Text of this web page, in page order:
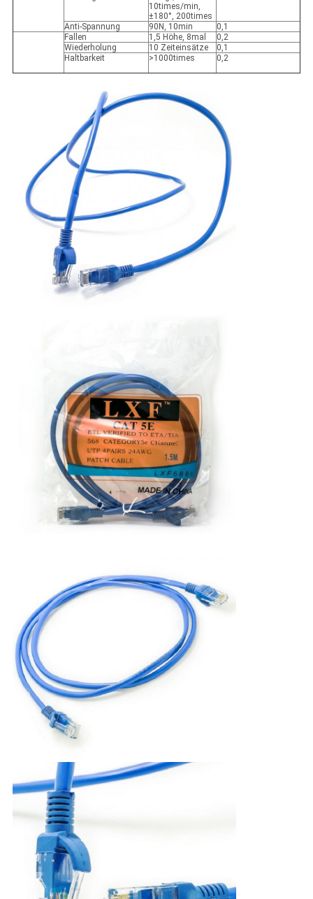
10times/min,
±180°, 200times
Anti-Spannung 90N, 10min
0,1
Fallen
1,5 Höhe, 8mal
0,2
Wiederholung
10 Zeiteinsätze
0,1
Haltbarkeit
>1000times 0,2